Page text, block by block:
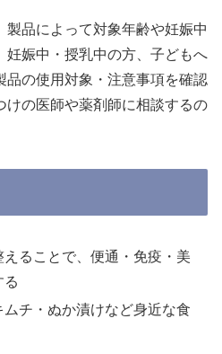
品によって対象年齢や妊娠中
妊娠中・授乳中の方、子どもへ
品の使用対象・注意事項を確認
けの医師や薬剤師に相談するの
ることで、便通・免疫・美
る
チ・ぬか漬けなど身近な食